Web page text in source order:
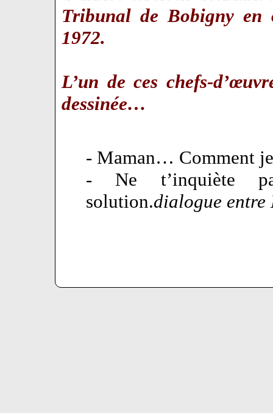
Tribunal de Bobigny en
1972.
L’un de ces chefs-
dessinée…
- Maman… Comment
- Ne t’inquiète
solution.dialogue entre